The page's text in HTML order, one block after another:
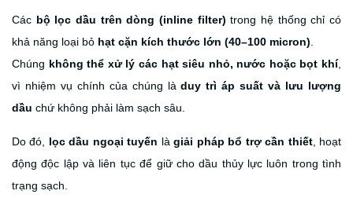
Các bộ lọc dầu trên dòng (inline filter) trong hệ thống chỉ có
khả năng loại bỏ hạt cặn kích thước lớn (40–100 micron).
Chúng không thể xử lý các hạt siêu nhỏ, nước hoặc bọt khí,
vì nhiệm vụ chính của chúng làduy trì áp suất và lưu lượng
dầu chứ không phải làm sạch sâu.
Do đó, lọc dầu ngoại tuyến làgiải pháp bổ trợ cần thiết, hoạt
động độc lập và liên tục để giữ cho dầu thủy lực luôn trong tình
trạng sạch.